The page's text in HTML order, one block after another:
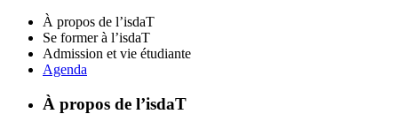
À propos de l’isdaT
Se former à l’isdaT
Admission et vie étudiante
Agenda
À propos de l’isdaT